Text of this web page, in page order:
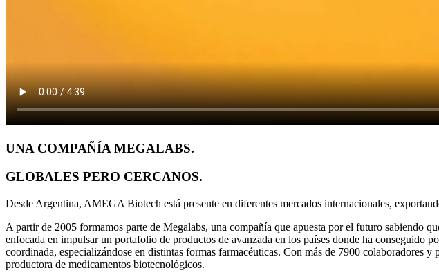
UNA COMPAÑÍA MEGALABS.
GLOBALES PERO CERCANOS.
Desde Argentina, AMEGA Biotech está presente en diferentes mercados internacionales,
A partir de 2005 formamos parte de Megalabs, una compañía que apuesta por el futuro sabiendo
enfocada en impulsar un portafolio de productos de avanzada en los países donde ha conseguido
coordinada, especializándose en distintas formas farmacéuticas. Con más de 7900 colaboradores
productora de medicamentos biotecnológicos.